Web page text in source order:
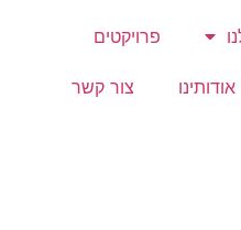
פרויקטים
אודותינו צור קשר